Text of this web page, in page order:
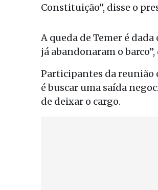
Constituição”, disse o
A queda de Temer é
já abandonaram o
Participantes da reunião
é buscar uma saída
de deixar o cargo.